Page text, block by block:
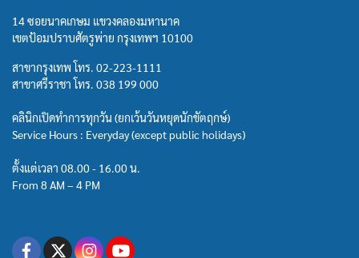
14 ซอยนาคเกษม แขวงคลองมหานาค
เขตป้อมปราบศัตรูพ่าย กรุงเทพฯ 10100
สาขากรุงเทพ โทร. 02-223-1111
สาขาศรีราชา โทร. 038 199 000
คลินิกเปิดทำการทุกวัน (ยกเว้นวันหยุดนักขัตฤกษ์)
Service Hours : Everyday (except public holidays)
ตั้งแต่เวลา 08.00 - 16.00 น.
From 8 AM – 4 PM